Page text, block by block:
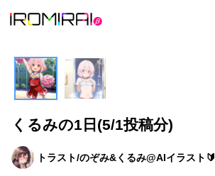
くるみの1日(5/1投稿分)
トラスト/のぞみ&くるみ@AIイラスト🔰